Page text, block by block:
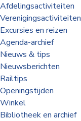
Afdelingsactiviteiten
Verenigingsactiviteiten
Excursies en reizen
Agenda-archief
Nieuws & tips
Nieuwsberichten
Railtips
Openingstijden
Winkel
Bibliotheek en archief